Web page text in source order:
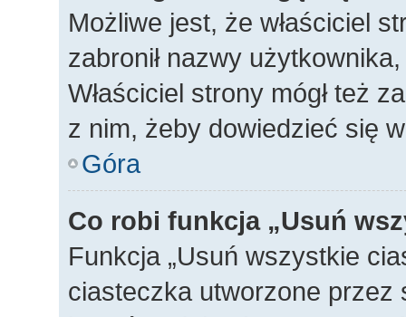
Możliwe jest, że właściciel
zabronił nazwy
Właściciel strony mógł też
z nim, żeby dowiedzieć się
Góra
Co robi funkcja „Usuń
Funkcja „Usuń wszystkie
ciasteczka utworzone przez